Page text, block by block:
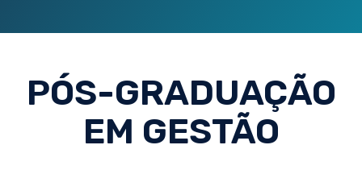
PÓS-GRADUAÇÃO
EM GESTÃO